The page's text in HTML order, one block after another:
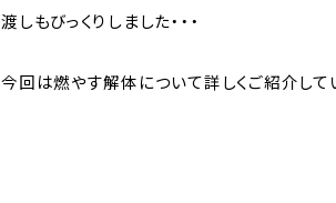
渡しもびっくりしました・・・
今回は燃やす解体について詳しくご紹介して